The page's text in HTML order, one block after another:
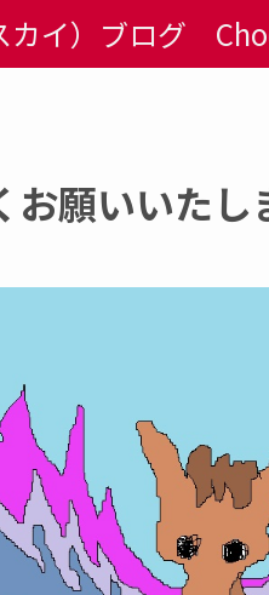
カイ）ブログ
お願いいたし